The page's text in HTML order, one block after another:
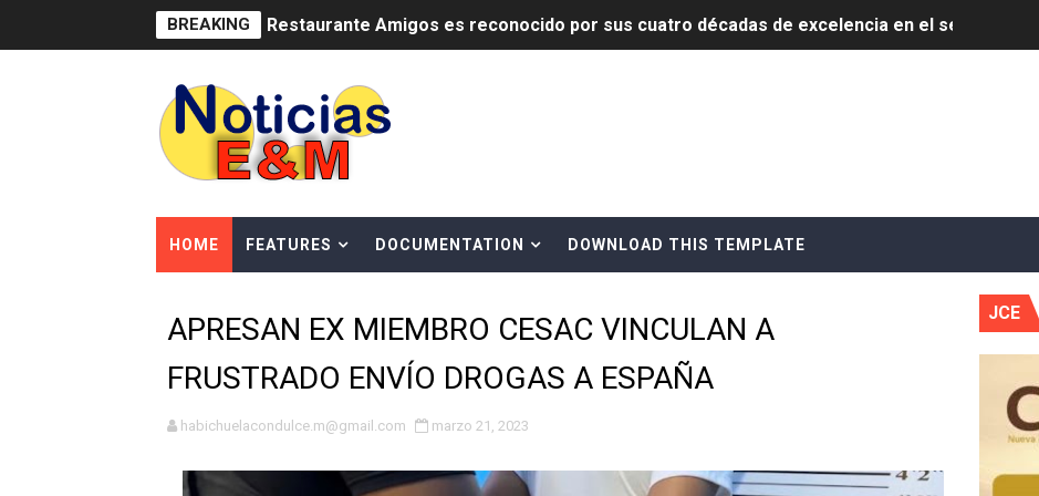
BREAKING Restaurante Amigos es reconocido por sus cuatro décadas de excelencia en el sector
SNS y el SRSO actualizan Manual de Comunicación Interna y Externa para fortalecer gestión
Osiris de León responde a Roberto Tineo y a Yeisy por sus críticas destempladas sobre
DGPCF: 55 años sembrando desarrollo y fortaleciendo la frontera dominicana
Operativo interagencial frena delitos ambientales y recupera terrenos en zonas
-Propeep y Gestión Presidencial encabezan entrega compensación a comerciantes
Ministerio de Defensa siembra esperanza y protege el agua mediante Jornada de
MICM y CECCOM retienen 213,355 galones de combustibles y 46 millones de mercancías en
Bienes Nacionales recauda más de RD 57 millones en segunda subasta pública del año
HOME FEATURES DOCUMENTATION DOWNLOAD THIS TEMPLATE
APRESAN EX MIEMBRO CESAC VINCULAN A
FRUSTRADO ENVÍO DROGAS A ESPAÑA
habichuelacondulce.m@gmail.com marzo 21, 2023
JCE